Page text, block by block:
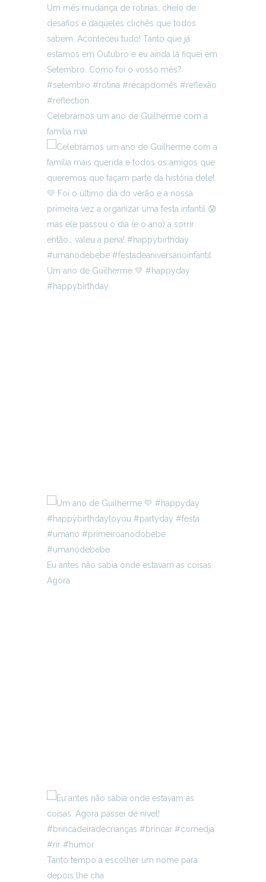
Celebrámos um ano de Guilherme com a
família mai
Um ano de Guilherme 💛 #happyday
#happybirthday
Eu antes não sabia onde estavam as coisas.
Agora
Tanto tempo a escolher um nome para
depois lhe cha